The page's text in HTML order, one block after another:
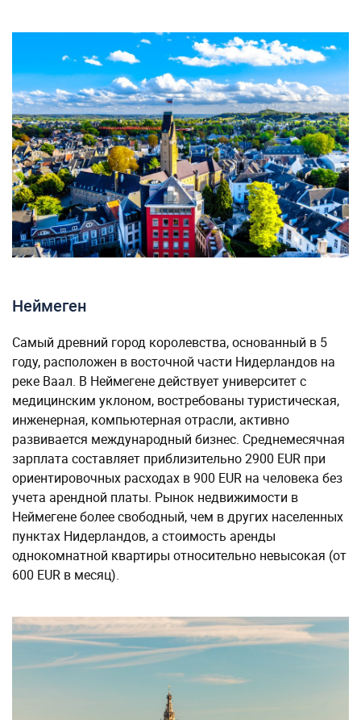
Неймеген
Самый древний город королевства, основанный в 5
году, расположен в восточной части Нидерландов на
реке Ваал. В Неймегене действует университет с
медицинским уклоном, востребованы туристическая,
инженерная, компьютерная отрасли, активно
развивается международный бизнес. Среднемесячная
зарплата составляет приблизительно 2900 EUR при
ориентировочных расходах в 900 EUR на человека без
учета арендной платы. Рынок недвижимости в
Неймегене более свободный, чем в других населенных
пунктах Нидерландов, а стоимость аренды
однокомнатной квартиры относительно невысокая (от
600 EUR в месяц).